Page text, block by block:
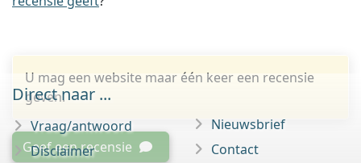
U mag een website maar één keer een recensie
geven.
Geef een recensie
Direct naar ...
Vraag/antwoord
Disclaimer
Nieuwsbrief
Contact